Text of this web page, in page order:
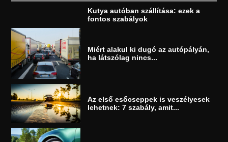
Kutya autóban szállítása: ezek a
fontos szabályok
Miért alakul ki dugó az autópályán,
ha látszólag nincs...
Az első esőcseppek is veszélyesek
lehetnek: 7 szabály, amit...